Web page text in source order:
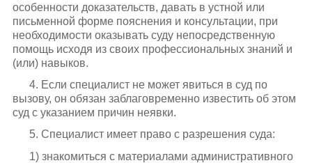
особенности доказательств, давать в устной или
письменной форме пояснения и консультации, при
необходимости оказывать суду непосредственную
помощь исходя из своих профессиональных знаний и
(или) навыков.
4. Если специалист не может явиться в суд по
вызову, он обязан заблаговременно известить об этом
суд с указанием причин неявки.
5. Специалист имеет право с разрешения суда:
1) знакомиться с материалами административного